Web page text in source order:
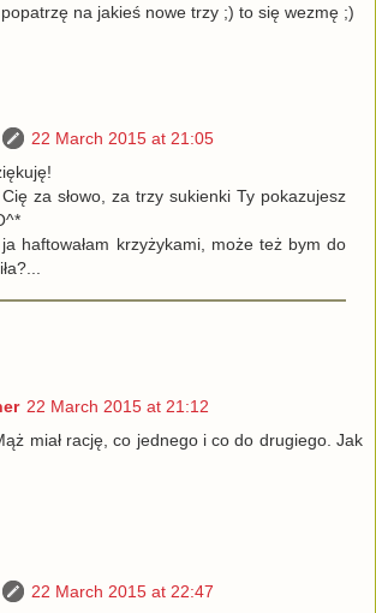
na jakieś nowe trzy ;) to się wezmę ;)
22 March 2015 at 21:05
za słowo, za trzy sukienki Ty pokazujesz
haftowałam krzyżykami, może też bym do
22 March 2015 at 21:12
miał rację, co jednego i co do drugiego. Jak
22 March 2015 at 22:47